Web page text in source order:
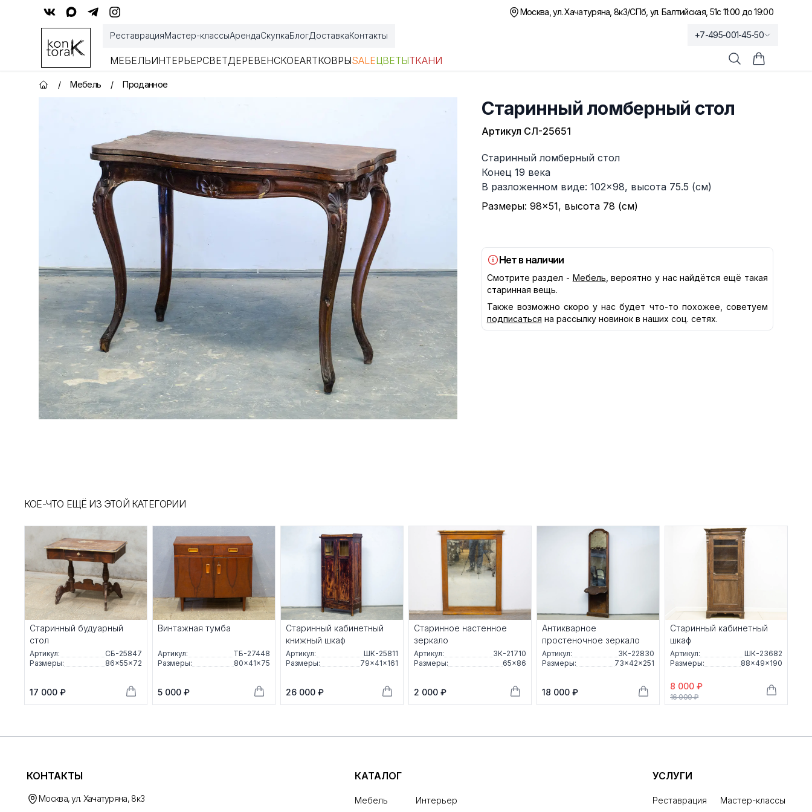
Москва, ул. Хачатуряна, 8к3/СПб, ул. Балтийская, 51с 11:00 до 19:00
РеставрацияМастер-классыАрендаСкупкаБлогДоставкаКонтакты
МЕБЕЛЬИНТЕРЬЕРСВЕТДЕРЕВЕНСКОЕARTКОВРЫSALEЦВЕТЫТКАНИ
+7-495-001-45-50
ПоискКорзина
Главная страница
/ Мебель / Проданное
Старинный ломберный стол
Артикул СЛ-25651
Описание
Старинный ломберный стол
Конец 19 века
В разложенном виде: 102×98, высота 75.5 (см)
Размеры: 98×51, высота 78 (см)
Нет в наличии
Смотрите раздел - Мебель , вероятно у нас найдётся ещё такая
старинная вещь.
Также возможно скоро у нас будет что-то похожее, советуем
подписаться на рассылку новинок в наших соц. сетях.
КОЕ-ЧТО ЕЩЁ ИЗ ЭТОЙ КАТЕГОРИИ
Старинный будуарный
стол
Артикул:
СБ-25847
Размеры:
86×55×72
17 000 ₽
Винтажная тумба
Артикул:
ТБ-27448
Размеры:
80×41×75
5 000 ₽
Старинный кабинетный
книжный шкаф
Артикул:
ШК-25811
Размеры:
79×41×161
26 000 ₽
Старинное настенное
зеркало
Артикул:
ЗК-21710
Размеры:
65×86
2 000 ₽
Антикварное
простеночное зеркало
Артикул:
ЗК-22830
Размеры:
73×42×251
18 000 ₽
Старинный кабинетный
шкаф
Артикул:
ШК-23682
Размеры:
88×49×190
8 000 ₽
16 000 ₽
КОНТАКТЫ
Москва, ул. Хачатуряна, 8к3
КАТАЛОГ
Мебель Интерьер
УСЛУГИ
Реставрация Мастер-классы